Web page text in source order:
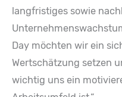
langfristiges sowie
Day möchten wir ein
Wertschätzung setzen
wichtig uns ein